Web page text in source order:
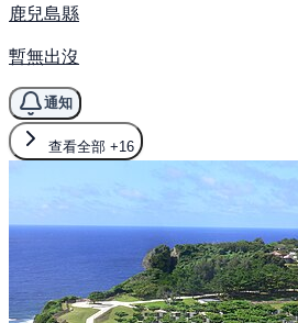
鹿兒島縣
暫無出沒
通知
查看全部 +16